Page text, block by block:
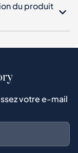
du produit
votre e-mail